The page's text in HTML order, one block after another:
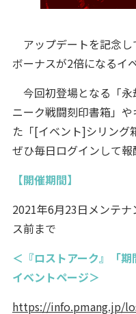
アップデートを記念し
ボーナスが2倍になるイ
今回初登場となる「
ニーク戦闘刻印書箱」
た「[イベント]シリング
ぜひ毎日ログインして報
【開催期間】
2021年6月23日メンテ
ス前まで
＜『ロストアーク』「期
イベントページ＞
https://info.pmang.jp/